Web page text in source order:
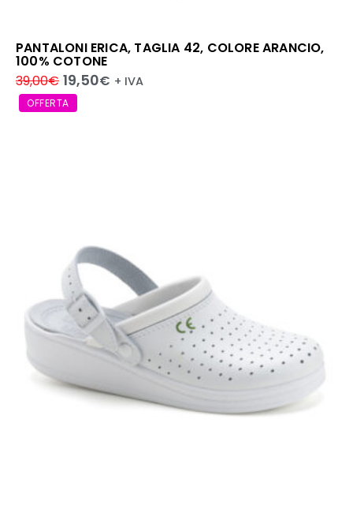
PANTALONI ERICA, TAGLIA 42, COLORE ARANCIO,
100% COTONE
39,00€ 19,50€ + IVA
OFFERTA